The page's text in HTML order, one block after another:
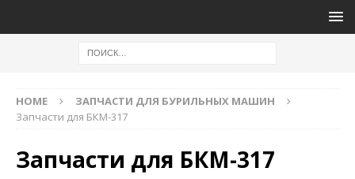
HOME
ЗАПЧАСТИ ДЛЯ БУРИЛЬНЫХ МАШИН
Запчасти для БКМ-317
Запчасти для БКМ-317